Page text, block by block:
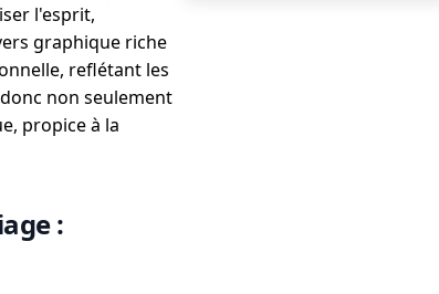
l'esprit,
graphique riche
reflétant les
non seulement
propice à la
: